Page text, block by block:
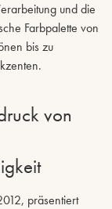
und die
Farbpalette von
bis zu
von
präsentiert